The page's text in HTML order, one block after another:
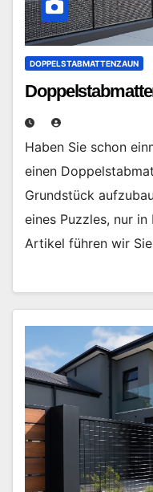
DOPPELSTABMATTENZAUN
Haben Sie schon
einen
Grundstück
eines Puzzles, nur
Artikel führen wir